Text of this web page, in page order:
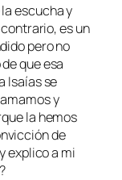
escucha y
es un
pero no
que esa
Isaías se
y
la hemos
de
explico a mi